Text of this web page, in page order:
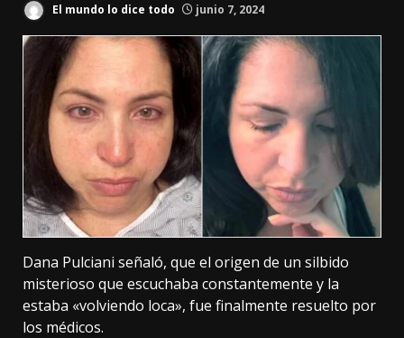
El mundo lo dice todo junio 7, 2024
Dana Pulciani señaló, que el origen de un silbido
misterioso que escuchaba constantemente y la
estaba «volviendo loca», fue finalmente resuelto por
los médicos.